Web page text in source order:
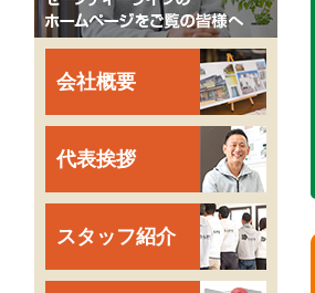
会社概要
代表挨拶
スタッフ紹介